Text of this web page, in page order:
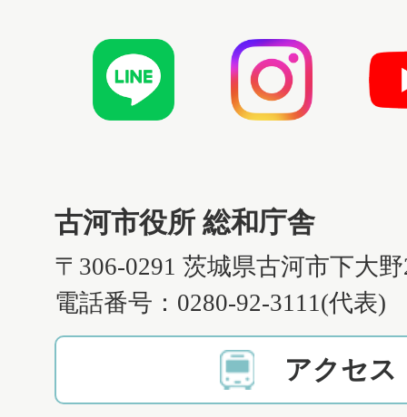
古河市役所 総和庁舎
〒306-0291 茨城県古河市下大
電話番号：0280-92-3111(代表)
アクセス